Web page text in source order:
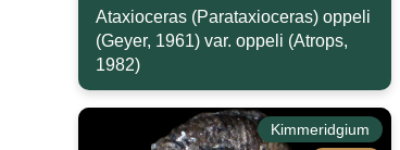
Ataxioceras (Parataxioceras) oppeli
(Geyer, 1961) var. oppeli (Atrops,
1982)
Kimmeridgium